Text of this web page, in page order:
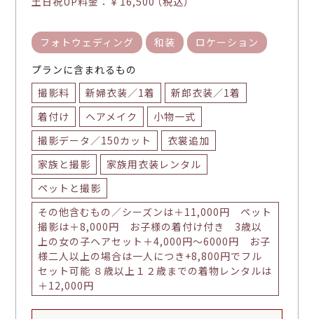
フォトウェディング 和装
ロケーション
プランに含まれるもの
撮影料
新婦衣装／1着
新郎衣装／1着
着付け
ヘアメイク
小物一式
撮影データ／150カット
衣裳追加
家族と撮影
家族用衣装レンタル
ペットと撮影
その他含むもの／シーズンは＋11,000円 ペット
撮影は＋8,000円 お子様の着付け付き 3歳以
上の女の子ヘアセット＋4,000円〜6000円 お子
様二人以上の場合は一人につき+8,800円でフル
セット可能 ８歳以上１２歳までの着物レンタルは
＋12,000円